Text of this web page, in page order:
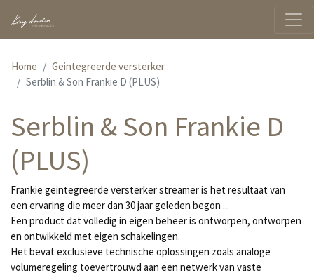
Home
Geintegreerde versterker
Serblin & Son Frankie D (PLUS)
Serblin & Son Frankie D
(PLUS)
Frankie geintegreerde versterker streamer is het resultaat van
een ervaring die meer dan 30 jaar geleden begon ...
Een product dat volledig in eigen beheer is ontworpen, ontworpen
en ontwikkeld met eigen schakelingen.
Het bevat exclusieve technische oplossingen zoals analoge
volumeregeling toevertrouwd aan een netwerk van vaste